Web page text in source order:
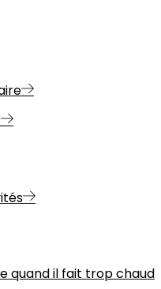
quand il fait trop chaud